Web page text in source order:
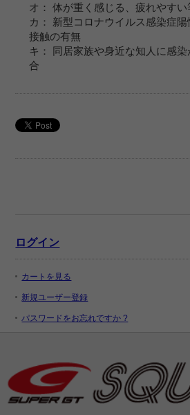
オ： 体が重く感じる、疲れやすい
カ： 新型コロナウイルス感染症
接触の有無
キ： 同居家族や身近な知人に感
合
ログイン
カートを見る
新規ユーザー登録
パスワードをお忘れですか ?